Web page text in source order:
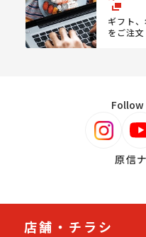
ギフト
をご注
Follow
原信
店舗・チラシ